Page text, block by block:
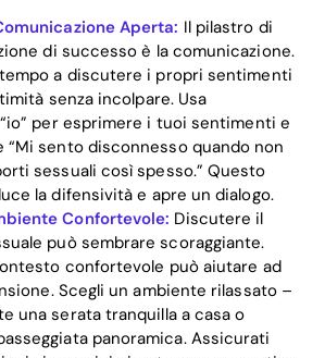
Home
Aperta: Il pilastro di
di successo è la comunicazione.
a discutere i propri sentimenti
senza incolpare. Usa
per esprimere i tuoi sentimenti e
“Mi sento disconnesso quando non
sessuali così spesso.” Questo
la difensività e apre un dialogo.
Confortevole: Discutere il
può sembrare scoraggiante.
confortevole può aiutare ad
Scegli un ambiente rilassato –
una serata tranquilla a casa o
panoramica. Assicurati